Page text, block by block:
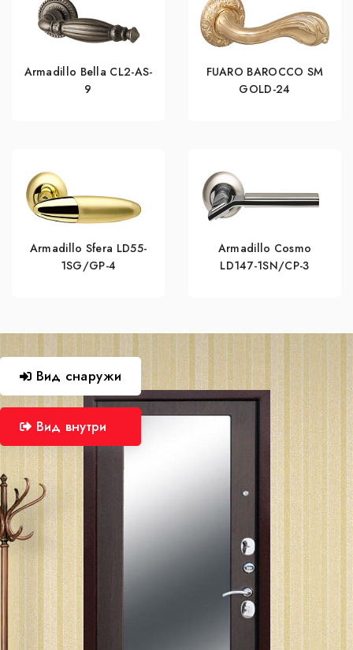
Armadillo Bella CL2-AS-
9
FUARO BAROCCO SM
GOLD-24
Armadillo Sfera LD55-
1SG/GP-4
Armadillo Cosmo
LD147-1SN/CP-3
Вид снаружи
Вид внутри